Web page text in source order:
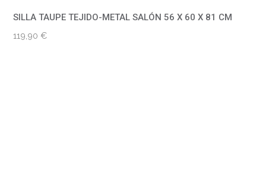
SILLA TAUPE TEJIDO-METAL SALÓN 56 X 60 X 81 CM
119,90€